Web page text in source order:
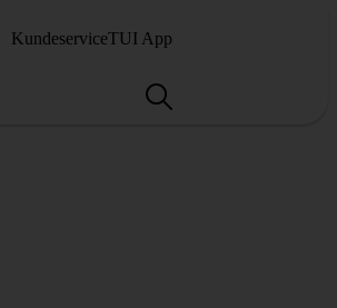
KundeserviceTUI App